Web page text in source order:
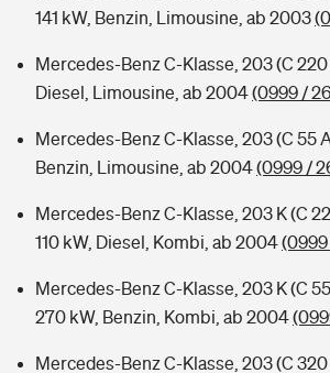
141 kW, Benzin, Limousine, ab 2003
Mercedes-Benz C-Klasse, 203 (C 220
Diesel, Limousine, ab 2004(0999 /
Mercedes-Benz C-Klasse, 203 (C 55
Benzin, Limousine, ab 2004(0999 /
Mercedes-Benz C-Klasse, 203 K (C
110 kW, Diesel, Kombi, ab 2004
Mercedes-Benz C-Klasse, 203 K (C
270 kW, Benzin, Kombi, ab 2004
Mercedes-Benz C-Klasse, 203 (C 320